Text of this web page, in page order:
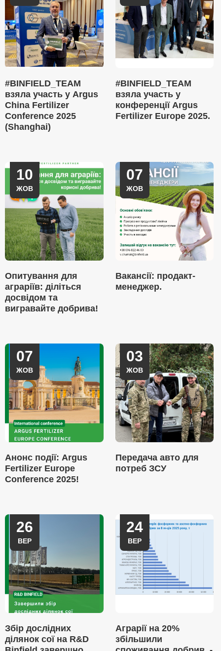
#BINFIELD_TEAM
взяла участь у Argus
China Fertilizer
Conference 2025
(Shanghai)
#BINFIELD_TEAM
взяла участь у
конференції Argus
Fertilizer Europe 2025.
10
ЖОВ
Опитування для
аграріїв: діліться
досвідом та
вигравайте добрива!
07
ЖОВ
Вакансії: продакт-
менеджер.
07
ЖОВ
Анонс події: Argus
Fertilizer Europe
Conference 2025!
03
ЖОВ
Передача авто для
потреб ЗСУ
26
ВЕР
Збір дослідних
ділянок сої на R&D
24
ВЕР
Аграрії на 20%
збільшили